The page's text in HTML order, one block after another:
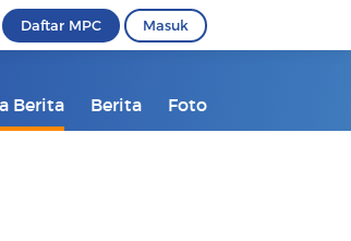
Daftar MPC Masuk
Berita Berita Foto